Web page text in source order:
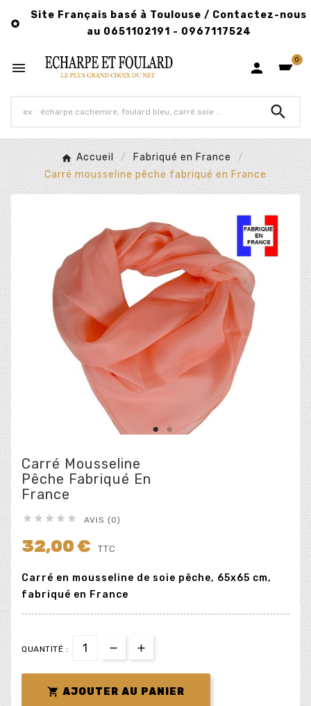

Site Français basé à Toulouse / Contactez-nous
au 0651102191 - 0967117524
  0

Accueil
Fabriqué en France
Carré mousseline pêche fabriqué en France
Carré Mousseline
Pêche Fabriqué En
France
     AVIS (0)
32,00 € TTC
Carré en mousseline de soie pêche, 65x65 cm,
fabriqué en France
QUANTITÉ :
 AJOUTER AU PANIER